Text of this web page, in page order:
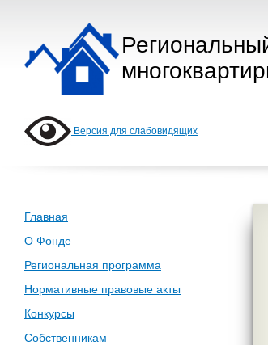
Версия для слабовидящих
Главная
О Фонде
Региональная программа
Нормативные правовые акты
Конкурсы
Собственникам